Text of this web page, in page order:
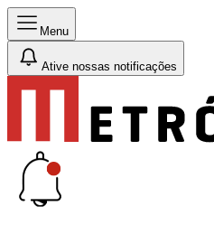
Menu
Ative nossas notificações